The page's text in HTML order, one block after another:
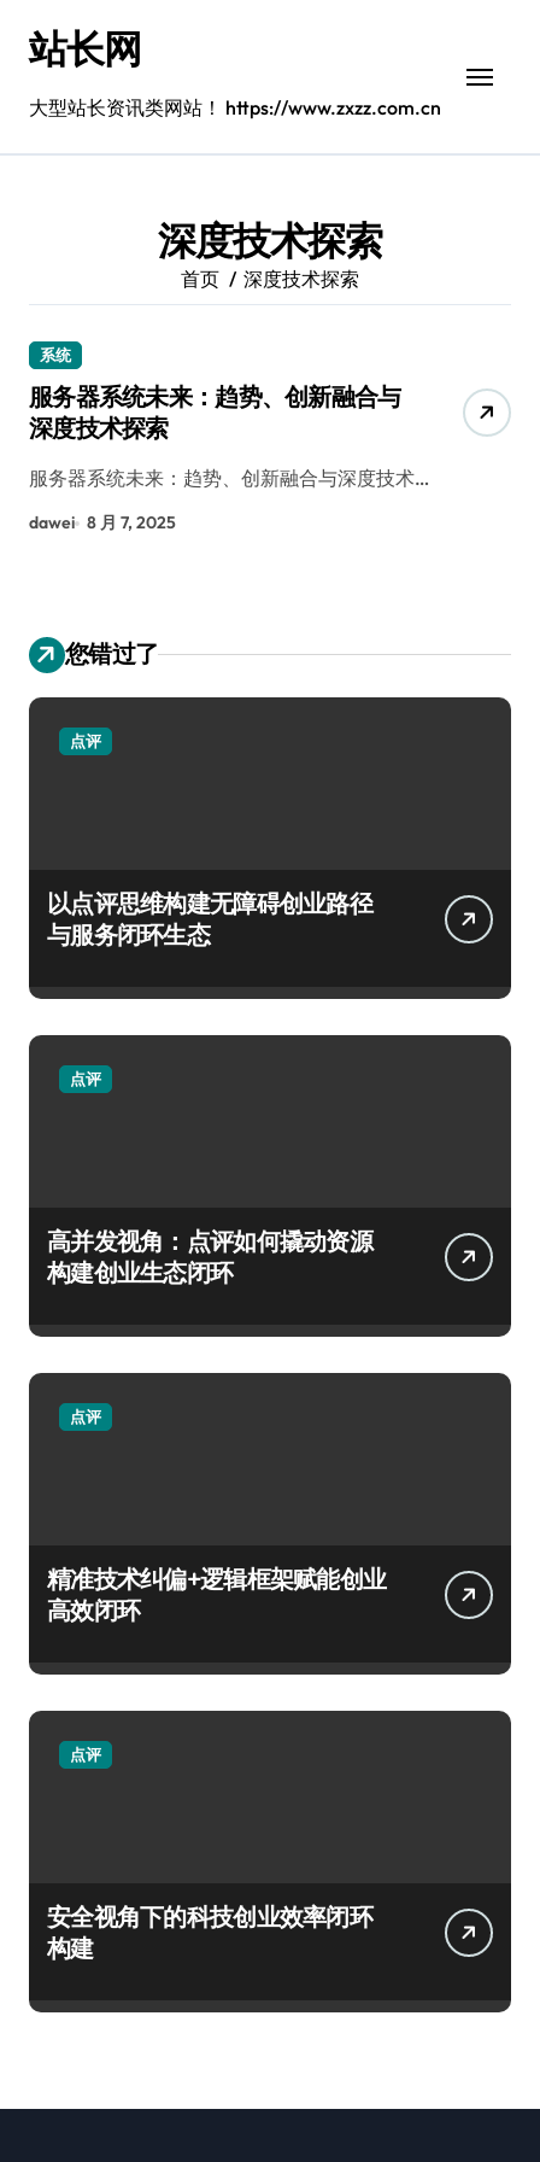
站长网
大型站长资讯类网站！ https://www.zxzz.com.cn
深度技术探索
首页 深度技术探索
系统
服务器系统未来：趋势、创新融合与
深度技术探索
服务器系统未来：趋势、创新融合与深度技术…
dawei 8 月 7, 2025
您错过了
点评
以点评思维构建无障碍创业路径
与服务闭环生态
点评
高并发视角：点评如何撬动资源
构建创业生态闭环
点评
精准技术纠偏+逻辑框架赋能创业
高效闭环
点评
安全视角下的科技创业效率闭环
构建